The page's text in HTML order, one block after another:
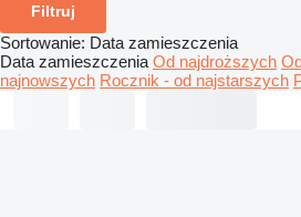
Filtruj
Sortowanie: Data zamieszczenia
Data zamieszczenia Od najdroższych
najnowszych Rocznik - od najstarszych